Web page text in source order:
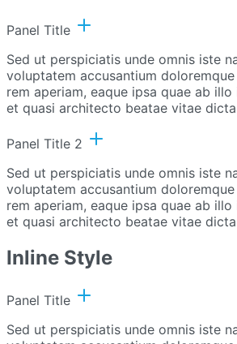
Panel Title
Sed ut perspiciatis unde omnis iste
voluptatem accusantium
rem aperiam, eaque ipsa quae ab
et quasi architecto beatae vitae
Panel Title 2
Sed ut perspiciatis unde omnis iste
voluptatem accusantium
rem aperiam, eaque ipsa quae ab
et quasi architecto beatae vitae
Inline Style
Panel Title
Sed ut perspiciatis unde omnis iste